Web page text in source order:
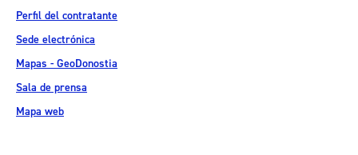
Perfil del contratante
Sede electrónica
Mapas - GeoDonostia
Sala de prensa
Mapa web